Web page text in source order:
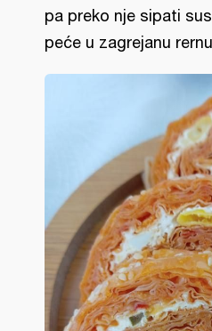
pa preko nje sipati
peće u zagrejanu